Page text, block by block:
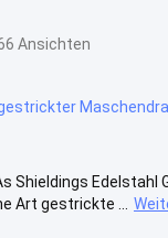
Ansichten
Edelstahl
Art gestrickte ...